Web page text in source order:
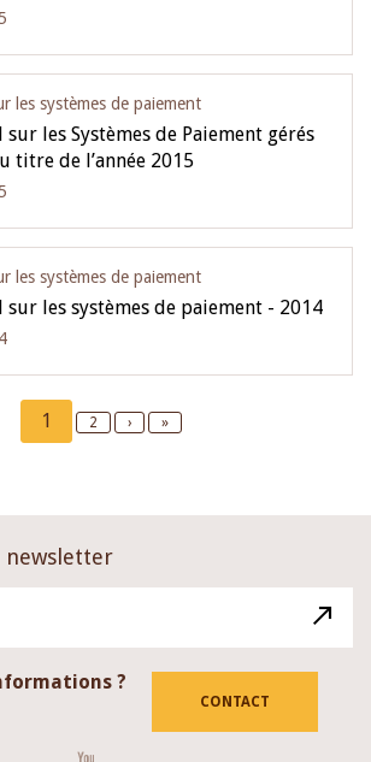
les systèmes de paiement
les Systèmes de Paiement gérés
titre de l’année 2015
les systèmes de paiement
sur les systèmes de paiement - 2014
Current
page
1 Page
2
Next
›
Last
»
newsletter
?
CONTACT